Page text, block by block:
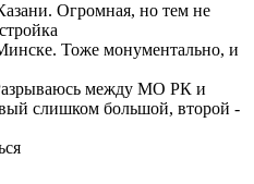
Огромная, но тем не
Тоже монументально, и
между МО РК и
слишком большой, второй -